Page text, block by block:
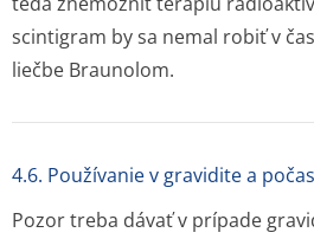
scintigram by sa nemal robiť v
liečbe Braunolom.
4.6. Používanie v gravidite a
Pozor treba dávať v prípade